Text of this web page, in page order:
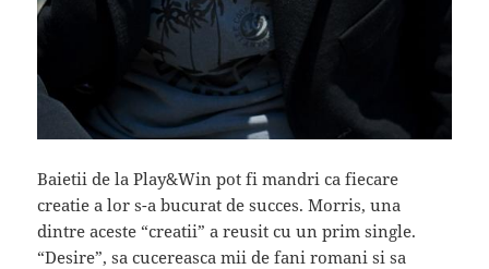
Baietii de la Play&Win pot fi mandri ca fiecare
creatie a lor s-a bucurat de succes. Morris, una
dintre aceste “creatii” a reusit cu un prim single.
“Desire”, sa cucereasca mii de fani romani si sa